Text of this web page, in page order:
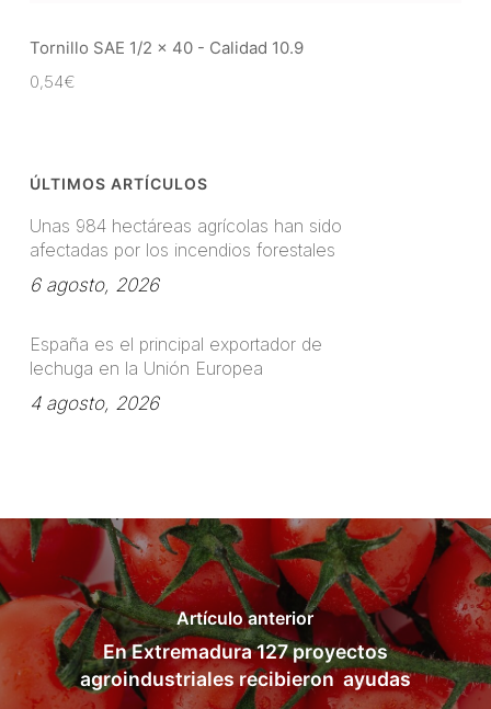
Tornillo SAE 1/2 x 40 - Calidad 10.9
0,54€
ÚLTIMOS ARTÍCULOS
Unas 984 hectáreas agrícolas han sido
afectadas por los incendios forestales
6 agosto, 2026
España es el principal exportador de
lechuga en la Unión Europea
4 agosto, 2026
Artículo anterior
En Extremadura 127 proyectos
agroindustriales recibieron ayudas